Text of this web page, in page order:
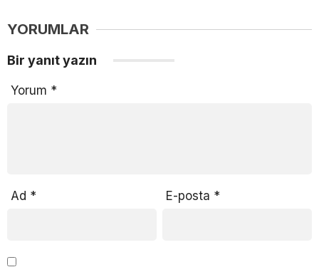
YORUMLAR
Bir yanıt yazın
Yorum *
Ad * E-posta *